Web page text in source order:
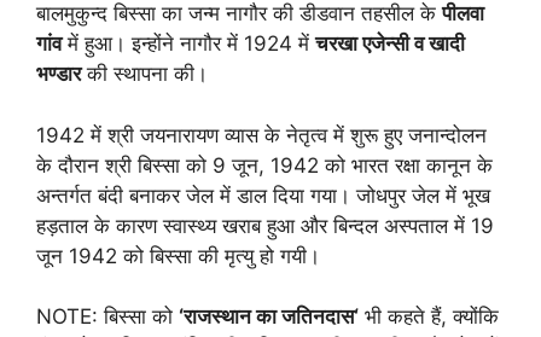
बालमुकुन्द बिस्सा का जन्म नागौर की डीडवान तहसील केपीलवा
गांवमें हुआ। इन्होंने नागौर में 1924 मेंचरखा एजेन्सी व खादी
भण्डारकी स्थापना की।
1942 में श्री जयनारायण व्यास के नेतृत्व में शुरू हुए जनान्दोलन
के दौरान श्री बिस्सा को 9 जून, 1942 को भारत रक्षा कानून के
अन्तर्गत बंदी बनाकर जेल में डाल दिया गया। जोधपुर जेल में भूख
हड़ताल के कारण स्वास्थ्य खराब हुआ और बिन्दल अस्पताल में 19
जून 1942 को बिस्सा की मृत्यु हो गयी।
NOTE: बिस्सा को ‘राजस्थान का जतिनदास‘ भी कहते हैं, क्योंकि